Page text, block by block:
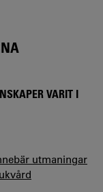
VARIT I
utmaningar